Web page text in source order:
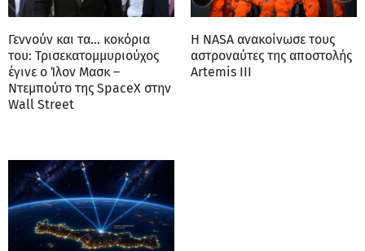
Γεννούν και τα… κοκόρια
του: Τρισεκατομμυριούχος
έγινε ο Ίλον Μασκ –
Ντεμπούτο της SpaceX στην
Wall Street
Η NASA ανακοίνωσε τους
αστροναύτες της αποστολής
Artemis III